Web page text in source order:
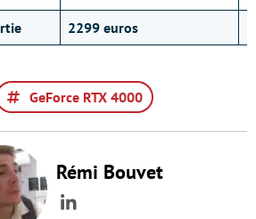
2299 euros
GeForce RTX 4000
Rémi Bouvet